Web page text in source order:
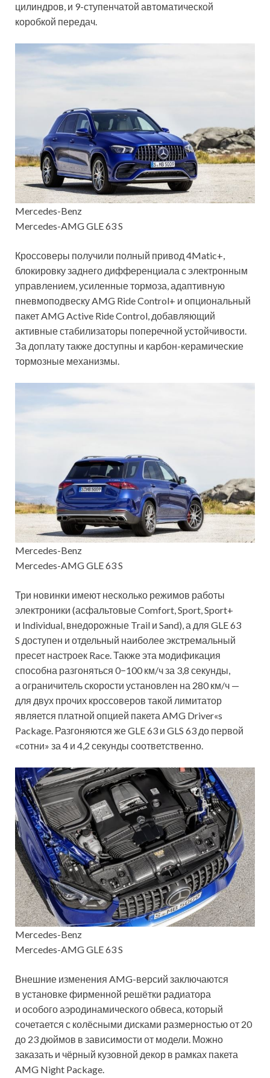
цилиндров, и 9-ступенчатой автоматической
коробкой передач.
Mercedes-Benz
Mercedes-AMG GLE 63 S
Кроссоверы получили полный привод 4Matic+,
блокировку заднего дифференциала с электронным
управлением, усиленные тормоза, адаптивную
пневмоподвеску AMG Ride Control+ и опциональный
пакет AMG Active Ride Control, добавляющий
активные стабилизаторы поперечной устойчивости.
За доплату также доступны и карбон-керамические
тормозные механизмы.
Mercedes-Benz
Mercedes-AMG GLE 63 S
Три новинки имеют несколько режимов работы
электроники (асфальтовые Comfort, Sport, Sport+
и Individual, внедорожные Trail и Sand), а для GLE 63
S доступен и отдельный наиболее экстремальный
пресет настроек Race. Также эта модификация
способна разгоняться 0−100 км/ч за 3,8 секунды,
а ограничитель скорости установлен на 280 км/ч —
для двух прочих кроссоверов такой лимитатор
является платной опцией пакета AMG Driver«s
Package. Разгоняются же GLE 63 и GLS 63 до первой
«сотни» за 4 и 4,2 секунды соответственно.
Mercedes-Benz
Mercedes-AMG GLE 63 S
Внешние изменения AMG-версий заключаются
в установке фирменной решётки радиатора
и особого аэродинамического обвеса, который
сочетается с колёсными дисками размерностью от 20
до 23 дюймов в зависимости от модели. Можно
заказать и чёрный кузовной декор в рамках пакета
AMG Night Package.